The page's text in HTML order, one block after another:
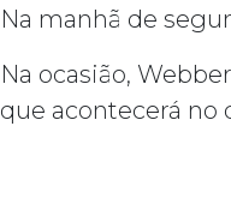
Na manhã de
Na ocasião,
que acontecerá no